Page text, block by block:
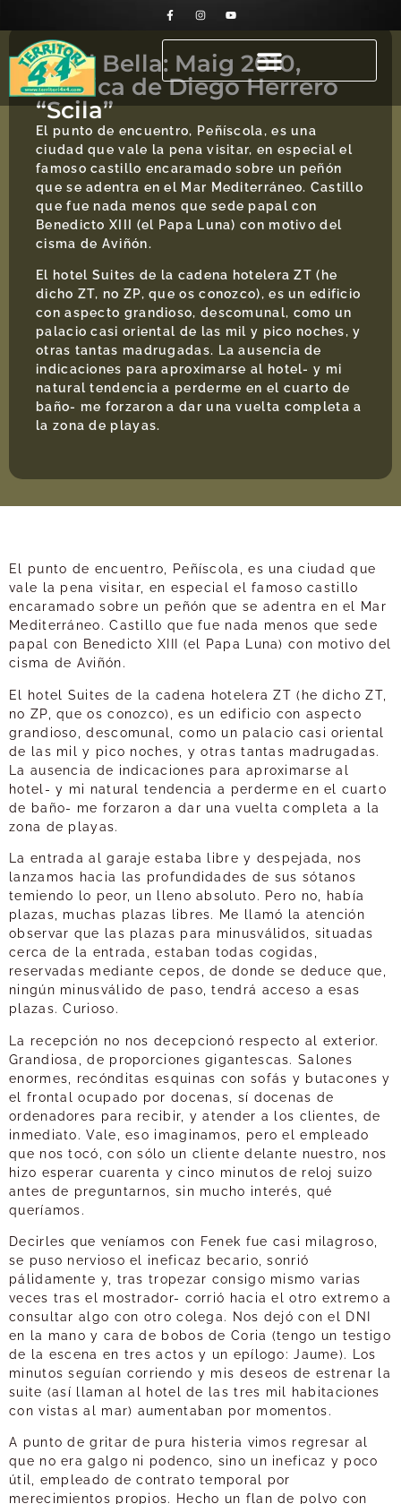
Terol Bella: Maig 2010,
crónica de Diego Herrero
“Scila”
El punto de encuentro, Peñíscola, es una
ciudad que vale la pena visitar, en especial el
famoso castillo encaramado sobre un peñón
que se adentra en el Mar Mediterráneo. Castillo
que fue nada menos que sede papal con
Benedicto XIII (el Papa Luna) con motivo del
cisma de Aviñón.
El hotel Suites de la cadena hotelera ZT (he
dicho ZT, no ZP, que os conozco), es un edificio
con aspecto grandioso, descomunal, como un
palacio casi oriental de las mil y pico noches, y
otras tantas madrugadas. La ausencia de
indicaciones para aproximarse al hotel- y mi
natural tendencia a perderme en el cuarto de
baño- me forzaron a dar una vuelta completa a
la zona de playas.
El punto de encuentro, Peñíscola, es una ciudad que
vale la pena visitar, en especial el famoso castillo
encaramado sobre un peñón que se adentra en el Mar
Mediterráneo. Castillo que fue nada menos que sede
papal con Benedicto XIII (el Papa Luna) con motivo del
cisma de Aviñón.
El hotel Suites de la cadena hotelera ZT (he dicho ZT,
no ZP, que os conozco), es un edificio con aspecto
grandioso, descomunal, como un palacio casi oriental
de las mil y pico noches, y otras tantas madrugadas.
La ausencia de indicaciones para aproximarse al
hotel- y mi natural tendencia a perderme en el cuarto
de baño- me forzaron a dar una vuelta completa a la
zona de playas.
La entrada al garaje estaba libre y despejada, nos
lanzamos hacia las profundidades de sus sótanos
temiendo lo peor, un lleno absoluto. Pero no, había
plazas, muchas plazas libres. Me llamó la atención
observar que las plazas para minusválidos, situadas
cerca de la entrada, estaban todas cogidas,
reservadas mediante cepos, de donde se deduce que,
ningún minusválido de paso, tendrá acceso a esas
plazas. Curioso.
La recepción no nos decepcionó respecto al exterior.
Grandiosa, de proporciones gigantescas. Salones
enormes, recónditas esquinas con sofás y butacones y
el frontal ocupado por docenas, sí docenas de
ordenadores para recibir, y atender a los clientes, de
inmediato. Vale, eso imaginamos, pero el empleado
que nos tocó, con sólo un cliente delante nuestro, nos
hizo esperar cuarenta y cinco minutos de reloj suizo
antes de preguntarnos, sin mucho interés, qué
queríamos.
Decirles que veníamos con Fenek fue casi milagroso,
se puso nervioso el ineficaz becario, sonrió
pálidamente y, tras tropezar consigo mismo varias
veces tras el mostrador- corrió hacia el otro extremo a
consultar algo con otro colega. Nos dejó con el DNI
en la mano y cara de bobos de Coria (tengo un testigo
de la escena en tres actos y un epílogo: Jaume). Los
minutos seguían corriendo y mis deseos de estrenar la
suite (así llaman al hotel de las tres mil habitaciones
con vistas al mar) aumentaban por momentos.
A punto de gritar de pura histeria vimos regresar al
que no era galgo ni podenco, sino un ineficaz y poco
útil, empleado de contrato temporal por
merecimientos propios. Hecho un flan de polvo con